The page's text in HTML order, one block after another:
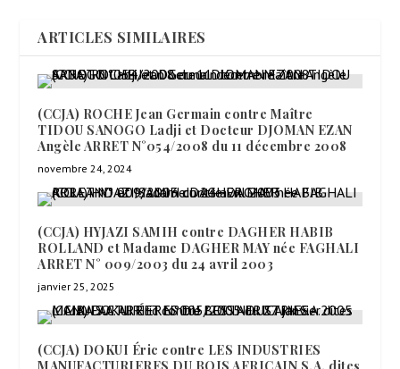
ARTICLES SIMILAIRES
(CCJA) ROCHE Jean Germain contre Maître
TIDOU SANOGO Ladji et Docteur DJOMAN EZAN
Angèle ARRET N°054/2008 du 11 décembre 2008
novembre 24, 2024
(CCJA) HYJAZI SAMIH contre DAGHER HABIB
ROLLAND et Madame DAGHER MAY née FAGHALI
ARRET N° 009/2003 du 24 avril 2003
janvier 25, 2025
(CCJA) DOKUI Éric contre LES INDUSTRIES